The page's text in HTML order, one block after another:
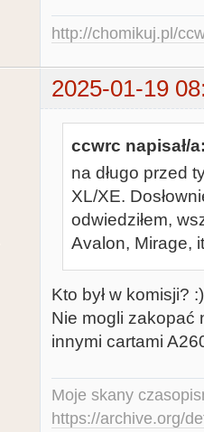
http://chomikuj.pl/
2025-01-19
ccwrc napisał/
na długo przed
XL/XE.
odwiedziłem,
Avalon, Mirage,
Kto był w komisji? :)
Nie mogli zakopać
innymi cartami
Moje skany
https://archive.org/